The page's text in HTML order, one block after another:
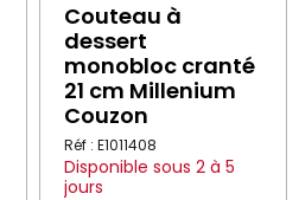
Couteau à
dessert
monobloc cranté
21 cm Millenium
Couzon
Réf : E1011408
Disponible sous 2 à 5
jours